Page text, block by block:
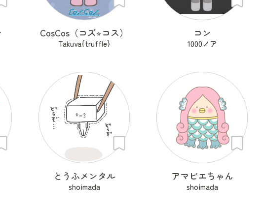
CosCos（コズ⭐︎コス）
Takuya{truffle}
コン
1000ノア
とうふメンタル
shoimada
アマビエちゃん
shoimada